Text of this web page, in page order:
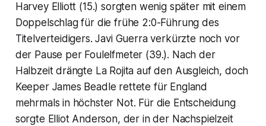
Harvey Elliott (15.) sorgten wenig später mit einem
Doppelschlag für die frühe 2:0-Führung des
Titelverteidigers. Javi Guerra verkürzte noch vor
der Pause per Foulelfmeter (39.). Nach der
Halbzeit drängte La Rojita auf den Ausgleich, doch
Keeper James Beadle rettete für England
mehrmals in höchster Not. Für die Entscheidung
sorgte Elliot Anderson, der in der Nachspielzeit